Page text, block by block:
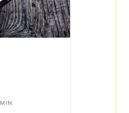
MINUTEN
MIN.